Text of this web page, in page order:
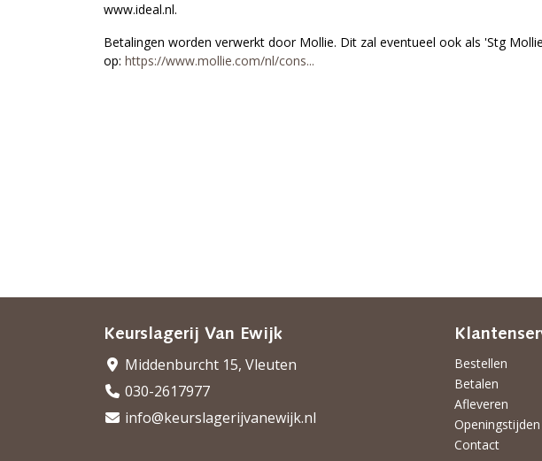
www.ideal.nl.
Betalingen worden verwerkt door Mollie. Dit zal eventueel ook als 'Stg
op: https://www.mollie.com/nl/cons...
Keurslagerij Van Ewijk
Middenburcht 15, Vleuten
030-2617977
info@keurslagerijvanewijk.nl
Bestellen
Betalen
Afleveren
Openingstijden
Contact